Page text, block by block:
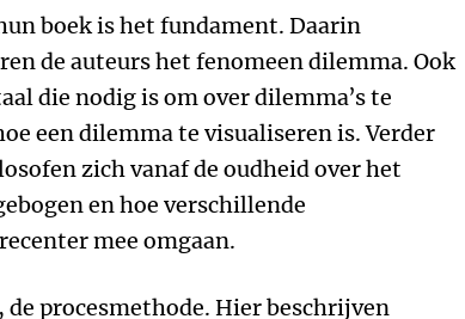
boek is het fundament. Daarin
de auteurs het fenomeen dilemma. Ook
die nodig is om over dilemma’s te
een dilemma te visualiseren is. Verder
zich vanaf de oudheid over het
en hoe verschillende
mee omgaan.
de procesmethode. Hier beschrijven